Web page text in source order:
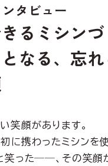
タビュー
るミシン
なる、忘
笑顔があります。
に携わったミシンを
笑った──、その笑顔